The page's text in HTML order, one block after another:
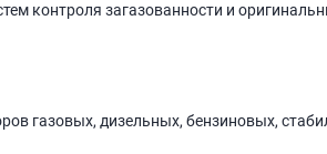
контроля загазованности и
газовых, дизельных, бензиновых,